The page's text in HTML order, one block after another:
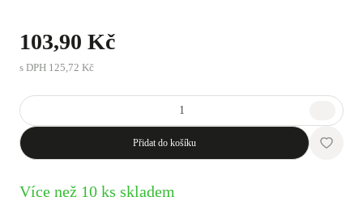
103,90 Kč
s DPH 125,72 Kč
Přidat do košíku
Více než 10 ks skladem